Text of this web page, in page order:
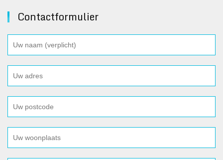
Contactformulier